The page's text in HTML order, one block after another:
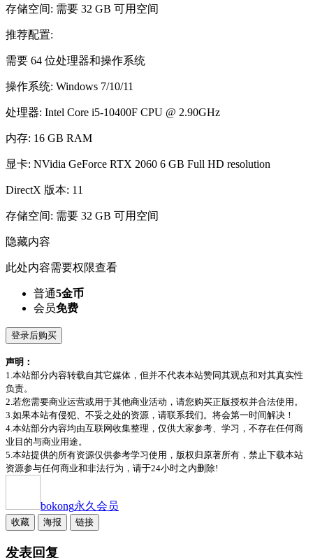
存储空间: 需要 32 GB 可用空间
推荐配置:
需要 64 位处理器和操作系统
操作系统: Windows 7/10/11
处理器: Intel Core i5-10400F CPU @ 2.90GHz
内存: 16 GB RAM
显卡: NVidia GeForce RTX 2060 6 GB Full HD resolution
DirectX 版本: 11
存储空间: 需要 32 GB 可用空间
隐藏内容
此处内容需要权限查看
普通5金币
会员免费
登录后购买
声明：
1.本站部分内容转载自其它媒体，但并不代表本站赞同其观点和对其真实性
负责。
2.若您需要商业运营或用于其他商业活动，请您购买正版授权并合法使用。
3.如果本站有侵犯、不妥之处的资源，请联系我们。将会第一时间解决！
4.本站部分内容均由互联网收集整理，仅供大家参考、学习，不存在任何商
业目的与商业用途。
5.本站提供的所有资源仅供参考学习使用，版权归原著所有，禁止下载本站
资源参与任何商业和非法行为，请于24小时之内删除!
bokong永久会员
收藏 海报 链接
发表回复